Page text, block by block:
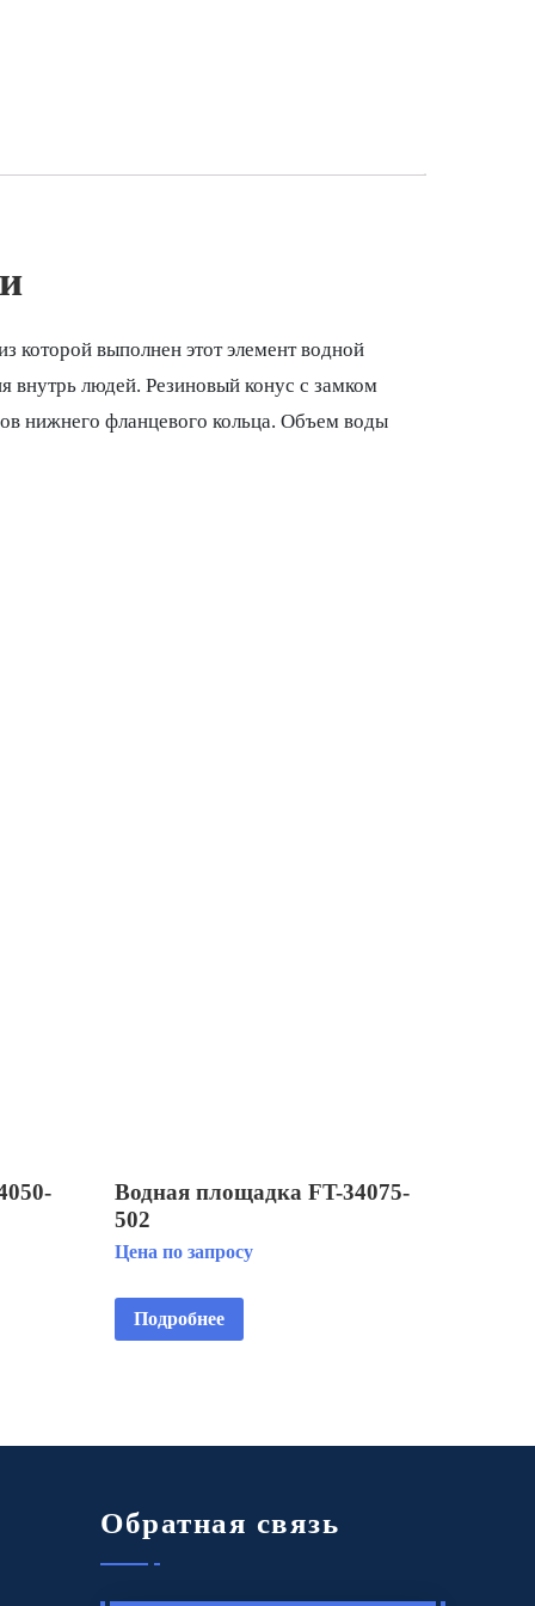
которой выполнен этот элемент водной
внутрь людей. Резиновый конус с замком
нижнего фланцевого кольца. Объем воды
Водная площадка FT-34075-
502
Цена по запросу
Подробнее
Обратная связь